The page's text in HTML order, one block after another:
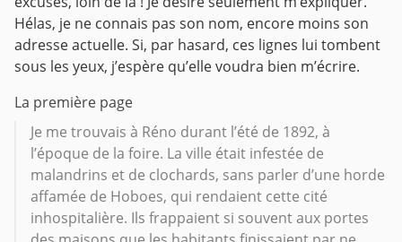
Hélas, je ne connais pas son nom, encore moins son
adresse actuelle. Si, par hasard, ces lignes lui tombent
sous les yeux, j’espère qu’elle voudra bien m’écrire.
La première page
Je me trouvais à Réno durant l’été de 1892, à
l’époque de la foire. La ville était infestée de
malandrins et de clochards, sans parler d’une horde
affamée de Hoboes, qui rendaient cette cité
inhospitalière. Ils frappaient si souvent aux portes